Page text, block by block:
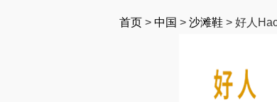
首页 > 中国 > 沙滩鞋 > 好人